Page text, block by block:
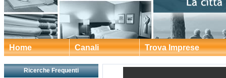
Home Canali Trova Imprese
Ricerche Frequenti